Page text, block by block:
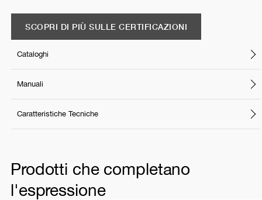
SCOPRI DI PIÙ SULLE CERTIFICAZIONI
Cataloghi
Manuali
Caratteristiche Tecniche
Prodotti che completano
l'espressione